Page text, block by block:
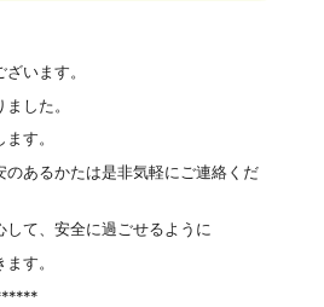
います。
した。
す。
のあるかたは是非気軽にご連絡くだ
て、安全に過ごせるように
す。